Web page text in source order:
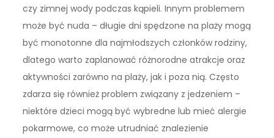
czy zimnej wody podczas kąpieli. Innym problemem
może być nuda – długie dni spędzone na plaży mogą
być monotonne dla najmłodszych członków rodziny,
dlatego warto zaplanować różnorodne atrakcje oraz
aktywności zarówno na plaży, jak i poza nią. Często
zdarza się również problem związany z jedzeniem –
niektóre dzieci mogą być wybredne lub mieć alergie
pokarmowe, co może utrudniać znalezienie